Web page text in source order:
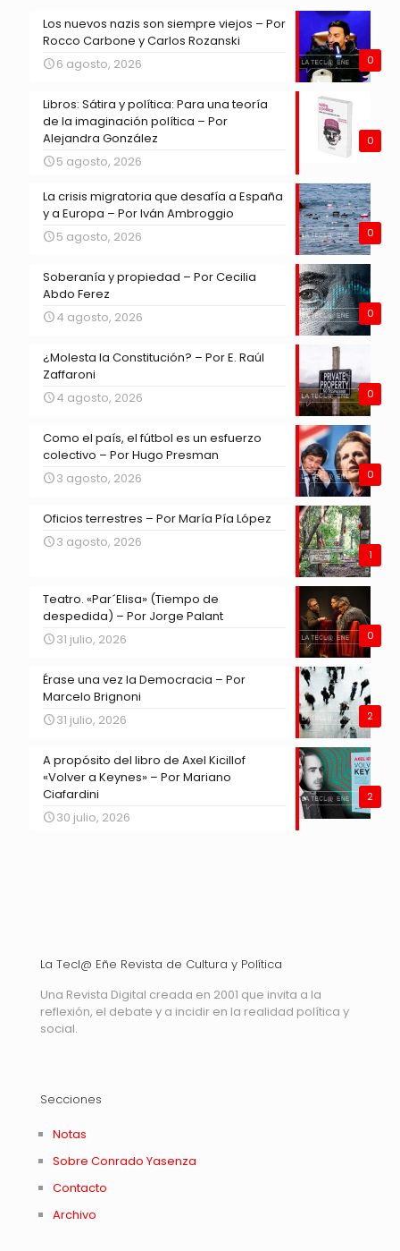
0
Los nuevos nazis son siempre viejos – Por
Rocco Carbone y Carlos Rozanski
6 agosto, 2026
0
Libros: Sátira y política: Para una teoría
de la imaginación política – Por
Alejandra González
5 agosto, 2026
0
La crisis migratoria que desafía a España
y a Europa – Por Iván Ambroggio
5 agosto, 2026
0
Soberanía y propiedad – Por Cecilia
Abdo Ferez
4 agosto, 2026
0
¿Molesta la Constitución? – Por E. Raúl
Zaffaroni
4 agosto, 2026
0
Como el país, el fútbol es un esfuerzo
colectivo – Por Hugo Presman
3 agosto, 2026
1
Oficios terrestres – Por María Pía López
3 agosto, 2026
0
Teatro. «Par´Elisa» (Tiempo de
despedida) – Por Jorge Palant
31 julio, 2026
2
Érase una vez la Democracia – Por
Marcelo Brignoni
31 julio, 2026
2
A propósito del libro de Axel Kicillof
«Volver a Keynes» – Por Mariano
Ciafardini
30 julio, 2026
La Tecl@ Eñe Revista de Cultura y Política
Una Revista Digital creada en 2001 que invita a la
reflexión, el debate y a incidir en la realidad política y
social.
Secciones
Notas
Sobre Conrado Yasenza
Contacto
Archivo